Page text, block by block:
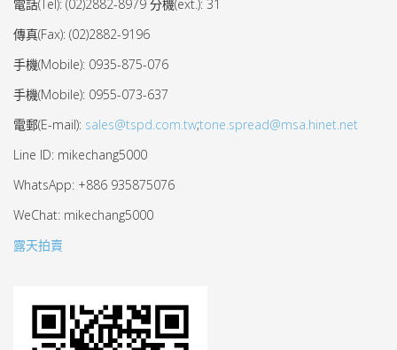
電話(Tel): (02)2882-8979 分機(ext.): 31
傳真(Fax): (02)2882-9196
手機(Mobile): 0935-875-076
手機(Mobile): 0955-073-637
電郵(E-mail): sales@tspd.com.tw;tone.spread@msa.hinet.net
Line ID: mikechang5000
WhatsApp: +886 935875076
WeChat: mikechang5000
露天拍賣